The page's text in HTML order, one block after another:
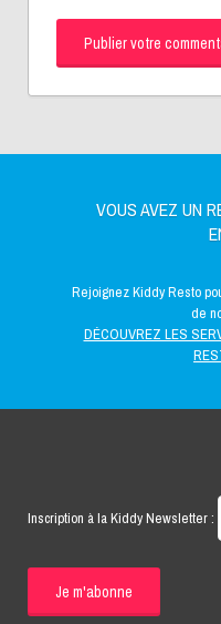
VOUS AVEZ UN
Rejoignez Kiddy Resto
de
DÉCOUVREZ LES
Inscription à la Kiddy Newsletter :